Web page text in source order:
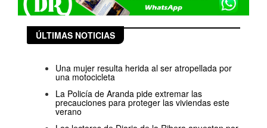
ÚLTIMAS NOTICIAS
Una mujer resulta herida al ser atropellada por
una motocicleta
La Policía de Aranda pide extremar las
precauciones para proteger las viviendas este
verano